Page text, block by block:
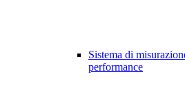
Sistema di
performance